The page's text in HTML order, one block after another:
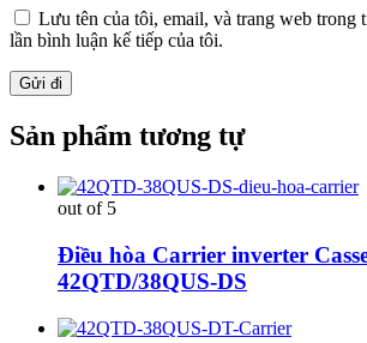
Lưu tên của tôi, email, và trang web trong
lần bình luận kế tiếp của tôi.
Sản phẩm tương tự
out of 5
Điều hòa Carrier inverter
42QTD/38QUS-DS